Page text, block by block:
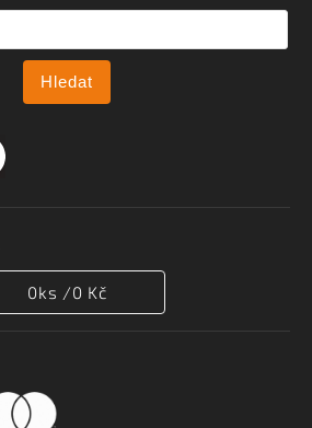
Hledat
0ks /0 Kč